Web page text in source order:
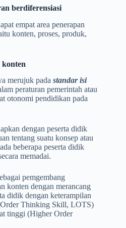
berdiferensiasi
empat area penerapan
konten, proses, produk,
konten
merujuk pada standar isi
peraturan pemerintah atau
otonomi pendidikan pada
dengan peserta didik
tentang suatu konsep atau
beberapa peserta didik
memadai.
pemgembang
konten dengan merancang
didik dengan keterampilan
Thinking Skill, LOTS)
tinggi (Higher Order